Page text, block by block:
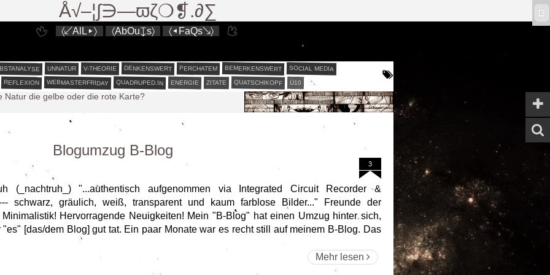
Å√–¦∫∋—ϖζ❍❡.∂∑
〈↙AlL▸〉 〈AbOu↧s〉 〈◂FaQs↘〉
ϖ
UNNATUR V-THEORIE DENKENSWERT PERCHATEM BEMERKENSWERT SOCIAL MEDIA
REFLEXION WEBMASTERFRIDAY QUADRUPED.IN ENERGIE ZITATE QUATSCHIKOPF Ü10
Natur die gelbe oder die rote Karte?
liberum²
liberum
Blogumzug B-Blog
3
(_nachtruh_) "...authentisch aufgenommen via Integrated Circuit Recorder &
schwarz, gräulich, weiß, transparent und kaum farblose Bilder..." Freunde der
Hervorragende Neuigkeiten! Mein "B-Blog" hat einen Umzug hinter sich,
[das/dem Blog] gut tat. Ein paar Monate war es recht still auf meinem B-Blog. Das
Mehr lesen